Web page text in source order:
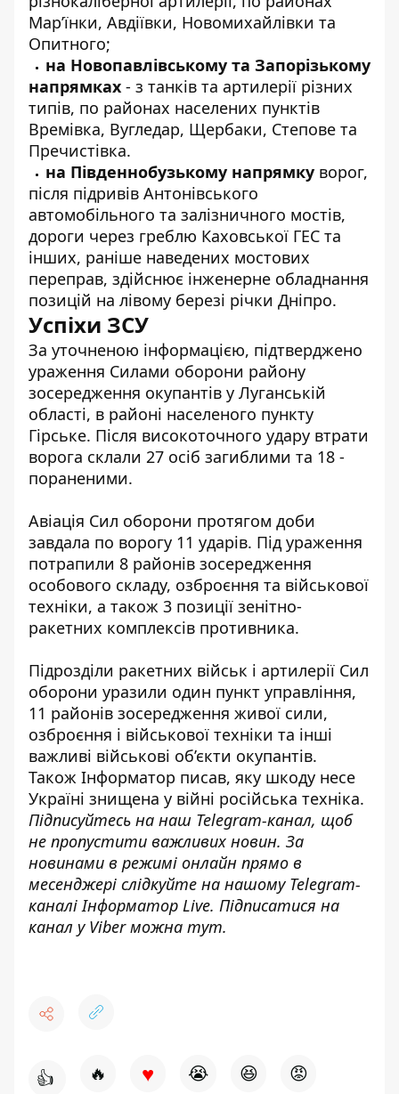
Мар’їнки, Авдіївки, Новомихайлівки та
Опитного;
на Новопавлівському та Запорізькому
напрямках - з танків та артилерії різних
типів, по районах населених пунктів
Времівка, Вугледар, Щербаки, Степове та
Пречистівка.
на Південнобузькому напрямку ворог,
після підривів Антонівського
автомобільного та залізничного мостів,
дороги через греблю Каховської ГЕС та
інших, раніше наведених мостових
переправ, здійснює інженерне обладнання
позицій на лівому березі річки Дніпро.
Успіхи ЗСУ
За уточненою інформацією, підтверджено
ураження Силами оборони району
зосередження окупантів у Луганській
області, в районі населеного пункту
Гірське. Після високоточного удару втрати
ворога склали 27 осіб загиблими та 18 -
пораненими.
Авіація Сил оборони протягом доби
завдала по ворогу 11 ударів. Під ураження
потрапили 8 районів зосередження
особового складу, озброєння та військової
техніки, а також 3 позиції зенітно-
ракетних комплексів противника.
Підрозділи ракетних військ і артилерії Сил
оборони уразили один пункт управління,
11 районів зосередження живої сили,
озброєння і військової техніки та інші
важливі військові об’єкти окупантів.
Також Інформатор писав, яку шкоду несе
Україні знищена у війні російська техніка.
Підписуйтесь на наш Telegram-канал, щоб
не пропустити важливих новин. За
новинами в режимі онлайн прямо в
месенджері слідкуйте на нашому Telegram-
каналіІнформатор Live. Підписатися на
канал у Viber можна тут.
👍 🔥 ♥ 😭 😆 😡